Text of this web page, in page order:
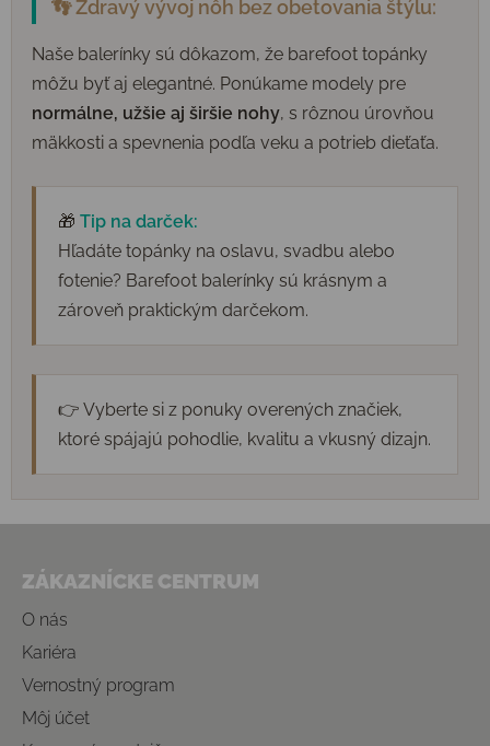
👣 Zdravý vývoj nôh bez obetovania štýlu:
Naše balerínky sú dôkazom, že barefoot topánky
môžu byť aj elegantné. Ponúkame modely pre
normálne, užšie aj širšie nohy, s rôznou úrovňou
mäkkosti a spevnenia podľa veku a potrieb dieťaťa.
🎁 Tip na darček:
Hľadáte topánky na oslavu, svadbu alebo
fotenie? Barefoot balerínky sú krásnym a
zároveň praktickým darčekom.
👉 Vyberte si z ponuky overených značiek,
ktoré spájajú pohodlie, kvalitu a vkusný dizajn.
ZÁKAZNÍCKE CENTRUM
O nás
Kariéra
Vernostný program
Môj účet